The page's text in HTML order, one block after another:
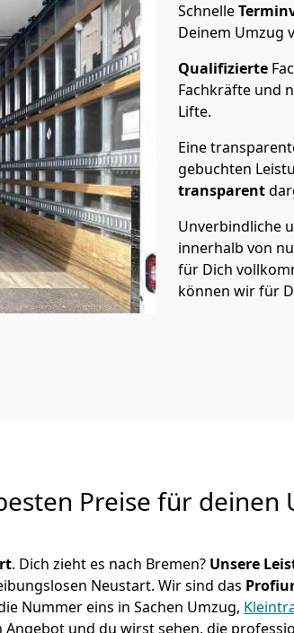
Schnelle
Deinem Umzug
Qualifizierte
Fachkräfte und
Lifte.
Eine
gebuchten
transparent
Unverbindliche
innerhalb von
für Dich
können wir für
Preise für deinen
. Dich zieht es nach Bremen? Unsere
Neustart. Wir sind das
Nummer eins in Sachen Umzug,
und du wirst sehen, die